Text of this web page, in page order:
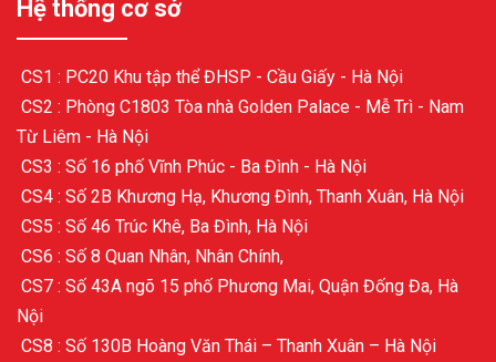
Hệ thống cơ sở
CS1 : PC20 Khu tập thể ĐHSP - Cầu Giấy - Hà Nội
CS2 : Phòng C1803 Tòa nhà Golden Palace - Mễ Trì - Nam
Từ Liêm - Hà Nội
CS3 : Số 16 phố Vĩnh Phúc - Ba Đình - Hà Nội
CS4 : Số 2B Khương Hạ, Khương Đình, Thanh Xuân, Hà Nội
CS5 : Số 46 Trúc Khê, Ba Đình, Hà Nội
CS6 : Số 8 Quan Nhân, Nhân Chính,
CS7 : Số 43A ngõ 15 phố Phương Mai, Quận Đống Đa, Hà
Nội
CS8 : Số 130B Hoàng Văn Thái – Thanh Xuân – Hà Nội